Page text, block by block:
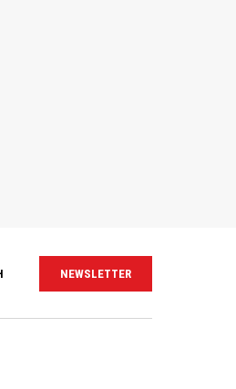
NEWSLETTER